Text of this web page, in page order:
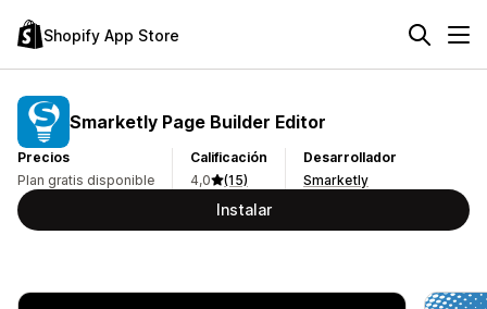
Shopify App Store
Smarketly Page Builder Editor
Precios
Plan gratis disponible
Calificación
4,0
(15)
Desarrollador
Smarketly
Instalar